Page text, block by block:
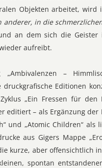
Objekten arbeitet,
anderer, in die
an dem sich die
aufreibt.
„Ambivalenzen –
druckgrafische Editionen
„Ein Fressen für
editiert – als Ergänzung
und „Atomic Children“
aus Gigers Mappe
kurze, aber offensichtlich
spontan